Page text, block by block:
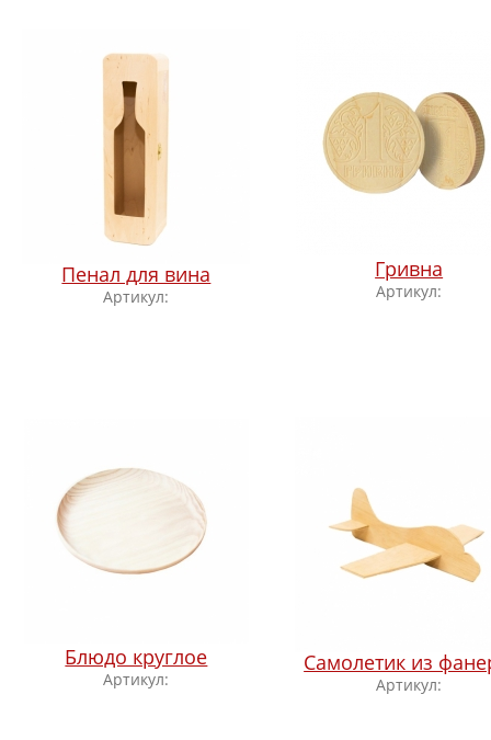
Пенал для вина
Артикул:
Гривна
Артикул:
Блюдо круглое
Артикул:
Самолетик из
Артикул: